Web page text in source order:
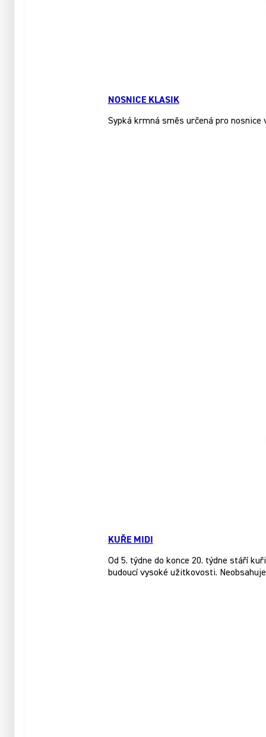
NOSNICE KLASIK
Sypká krmná směs určená pro
KUŘE MIDI
Od 5. týdne do konce 20. týdne stáří
budoucí vysoké užitkovosti.